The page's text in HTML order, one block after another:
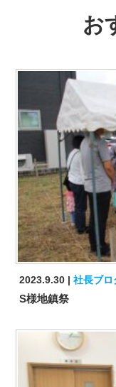
お
2023.9.30 社長ブロ
S様地鎮祭